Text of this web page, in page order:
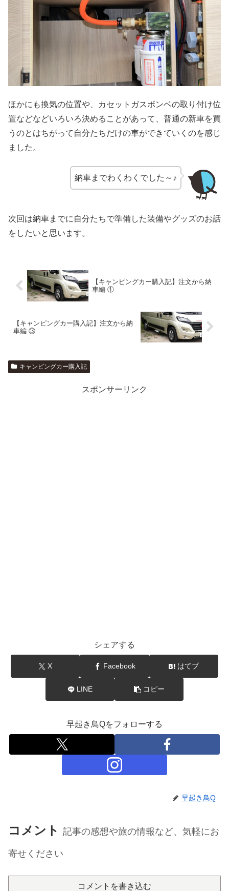
ほかにも換気の位置や、カセットガスボンベの取り付け位
置などなどいろいろ決めることがあって、普通の新車を買
うのとはちがって自分たちだけの車ができていくのを感じ
ました。
納車までわくわくでした～♪
次回は納車までに自分たちで準備した装備やグッズのお話
をしたいと思います。
【キャンピングカー購入記】注文から納
車編 ①
【キャンピングカー購入記】注文から納
車編 ③
キャンピングカー購入記
スポンサーリンク
シェアする
X Facebook はてブ
LINE コピー
早起き鳥Qをフォローする
早起き鳥Q
コメント 記事の感想や旅の情報など、気軽にお
寄せください
コメントを書き込む